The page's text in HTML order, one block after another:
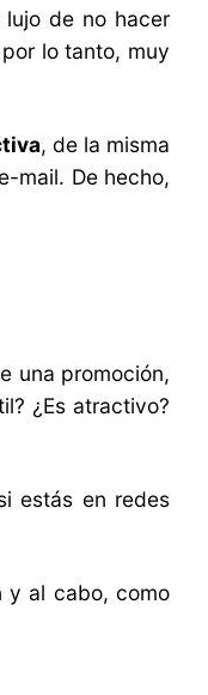
de no hacer
lo tanto, muy
, de la misma
mail. De hecho,
una promoción,
¿Es atractivo?
estás en redes
y al cabo, como